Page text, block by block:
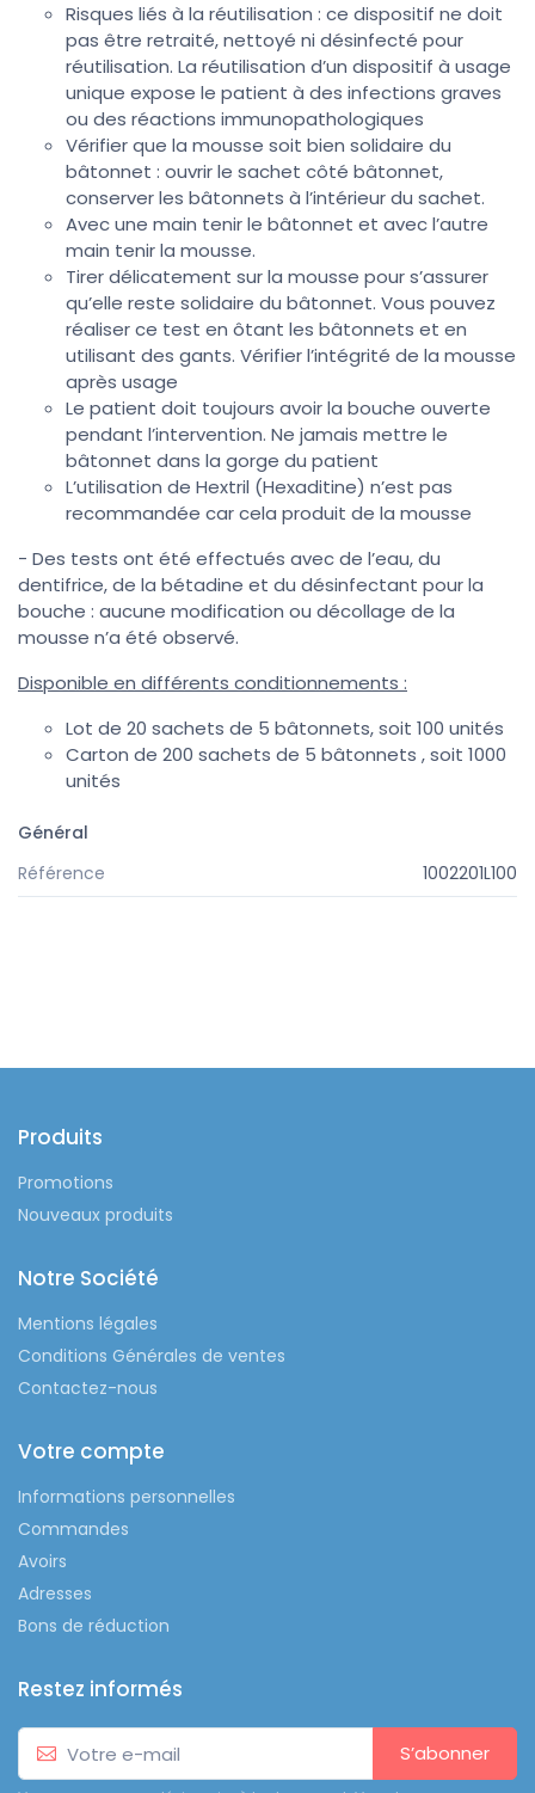
Risques liés à la réutilisation : ce dispositif ne doit
pas être retraité, nettoyé ni désinfecté pour
réutilisation. La réutilisation d’un dispositif à usage
unique expose le patient à des infections graves
ou des réactions immunopathologiques
Vérifier que la mousse soit bien solidaire du
bâtonnet : ouvrir le sachet côté bâtonnet,
conserver les bâtonnets à l’intérieur du sachet.
Avec une main tenir le bâtonnet et avec l’autre
main tenir la mousse.
Tirer délicatement sur la mousse pour s’assurer
qu’elle reste solidaire du bâtonnet. Vous pouvez
réaliser ce test en ôtant les bâtonnets et en
utilisant des gants. Vérifier l’intégrité de la mousse
après usage
Le patient doit toujours avoir la bouche ouverte
pendant l’intervention. Ne jamais mettre le
bâtonnet dans la gorge du patient
L’utilisation de Hextril (Hexaditine) n’est pas
recommandée car cela produit de la mousse
- Des tests ont été effectués avec de l’eau, du
dentifrice, de la bétadine et du désinfectant pour la
bouche : aucune modification ou décollage de la
mousse n’a été observé.
Disponible en différents conditionnements :
Lot de 20 sachets de 5 bâtonnets, soit 100 unités
Carton de 200 sachets de 5 bâtonnets , soit 1000
unités
Général
Référence
1002201L100
Produits
Promotions
Nouveaux produits
Notre Société
Mentions légales
Conditions Générales de ventes
Contactez-nous
Votre compte
Informations personnelles
Commandes
Avoirs
Adresses
Bons de réduction
Restez informés
S’abonner